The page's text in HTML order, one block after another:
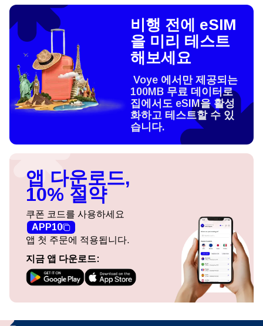
비행 전에 eSIM
을 미리 테스트
해보세요
Voye 에서만 제공되는
100MB 무료 데이터로
집에서도 eSIM을 활성
화하고 테스트할 수 있
습니다.
앱 다운로드,
10% 절약
쿠폰 코드를 사용하세요
APP10
앱 첫 주문에 적용됩니다.
지금 앱 다운로드: